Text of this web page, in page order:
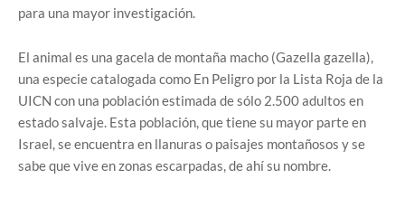
para una mayor investigación.
El animal es una gacela de montaña macho (Gazella gazella),
una especie catalogada como En Peligro por la Lista Roja de la
UICN con una población estimada de sólo 2.500 adultos en
estado salvaje. Esta población, que tiene su mayor parte en
Israel, se encuentra en llanuras o paisajes montañosos y se
sabe que vive en zonas escarpadas, de ahí su nombre.